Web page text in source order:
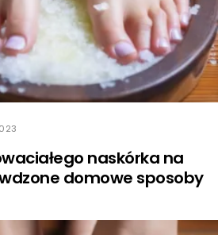
naskórka na
domowe sposoby